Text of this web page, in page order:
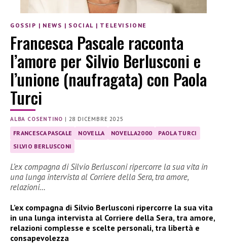
GOSSIP | NEWS | SOCIAL | TELEVISIONE
Francesca Pascale racconta
l’amore per Silvio Berlusconi e
l’unione (naufragata) con Paola
Turci
ALBA COSENTINO | 28 DICEMBRE 2025
FRANCESCA PASCALE NOVELLA NOVELLA2000
PAOLA TURCI
SILVIO BERLUSCONI
L’ex compagna di Silvio Berlusconi ripercorre la sua vita in
una lunga intervista al Corriere della Sera, tra amore,
relazioni…
L’ex compagna di Silvio Berlusconi ripercorre la sua vita
in una lunga intervista al Corriere della Sera, tra amore,
relazioni complesse e scelte personali, tra libertà e
consapevolezza